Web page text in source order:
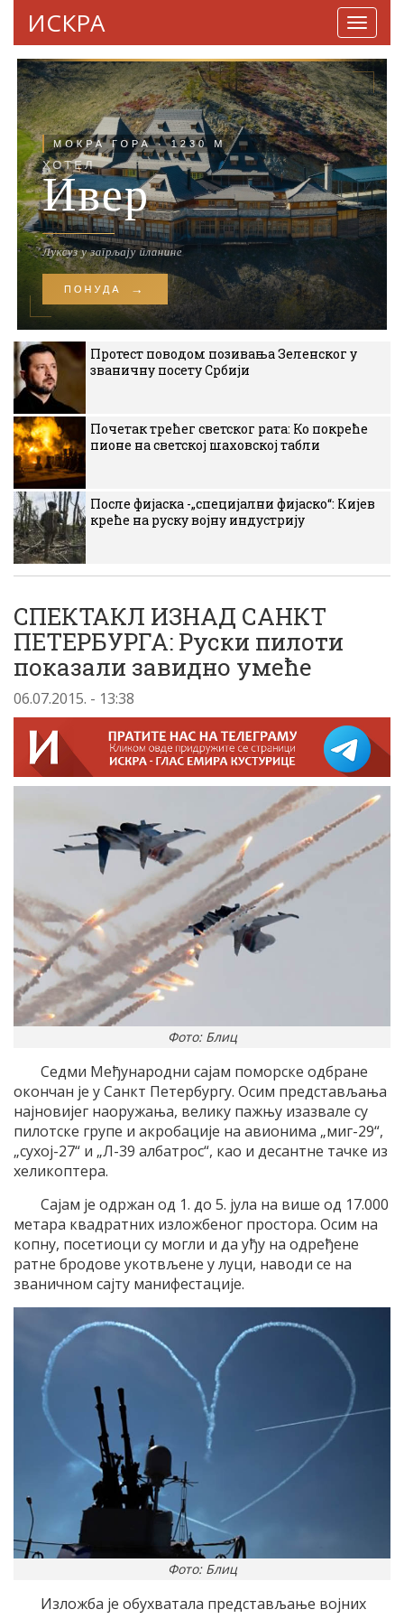
ИСКРА
Протест поводом позивања Зеленског у
званичну посету Србији
Почетак трећег светског рата: Ко покреће
пионе на светској шаховској табли
После фијаска -„специјални фијаско“: Кијев
креће на руску војну индустрију
СПЕКТАКЛ ИЗНАД САНКТ
ПЕТЕРБУРГА: Руски пилоти
показали завидно умеће
06.07.2015. - 13:38
Фото: Блиц
Седми Међународни сајам поморске одбране
окончан је у Санкт Петербургу. Осим представљања
најновијег наоружања, велику пажњу изазвале су
пилотске групе и акробације на авионима „миг-29“,
„сухој-27“ и „Л-39 албатрос“, као и десантне тачке из
хеликоптера.
Сајам је одржан од 1. до 5. јула на више од 17.000
метара квадратних изложбеног простора. Осим на
копну, посетиоци су могли и да уђу на одређене
ратне бродове укотвљене у луци, наводи се на
званичном сајту манифестације.
Фото: Блиц
Изложба је обухватала представљање војних